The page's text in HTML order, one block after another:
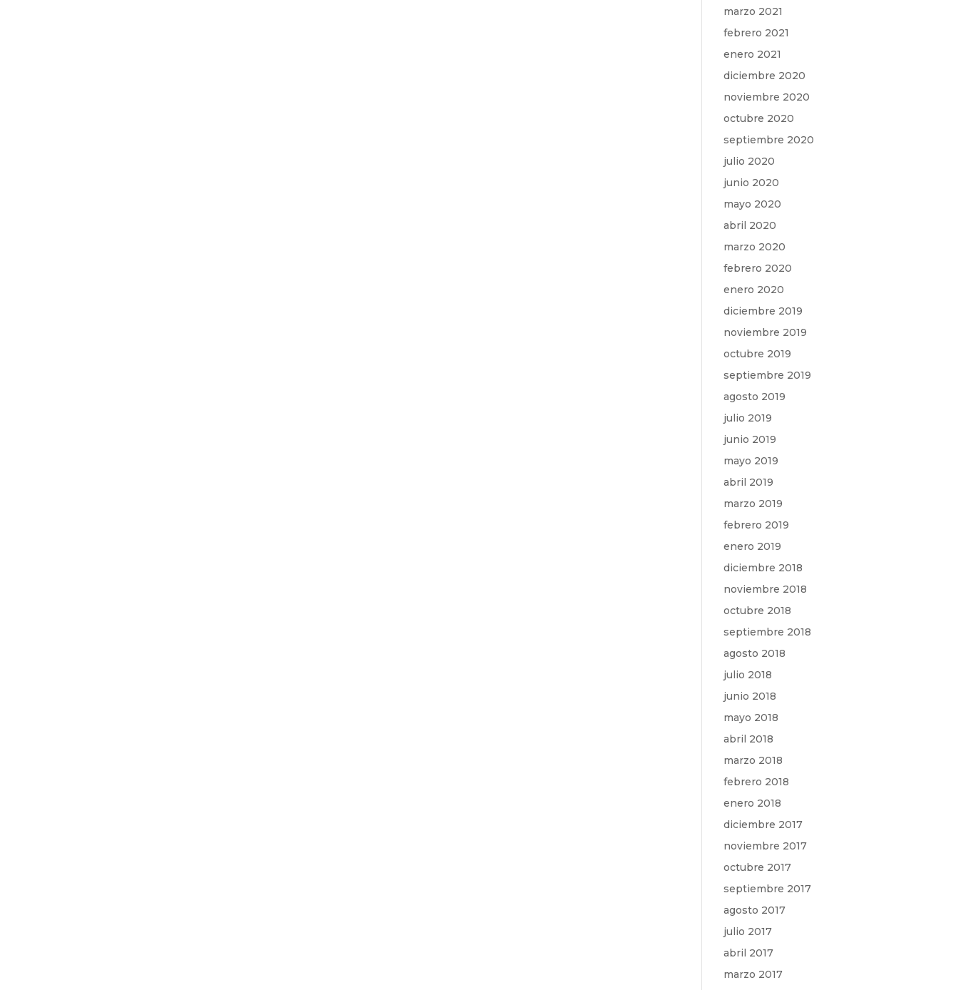
marzo 2021
febrero 2021
enero 2021
diciembre 2020
noviembre 2020
octubre 2020
septiembre 2020
julio 2020
junio 2020
mayo 2020
abril 2020
marzo 2020
febrero 2020
enero 2020
diciembre 2019
noviembre 2019
octubre 2019
septiembre 2019
agosto 2019
julio 2019
junio 2019
mayo 2019
abril 2019
marzo 2019
febrero 2019
enero 2019
diciembre 2018
noviembre 2018
octubre 2018
septiembre 2018
agosto 2018
julio 2018
junio 2018
mayo 2018
abril 2018
marzo 2018
febrero 2018
enero 2018
diciembre 2017
noviembre 2017
octubre 2017
septiembre 2017
agosto 2017
julio 2017
abril 2017
marzo 2017